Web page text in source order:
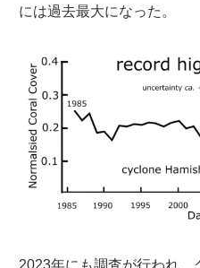
には過去最大になった。
2023年にも調査が行われ